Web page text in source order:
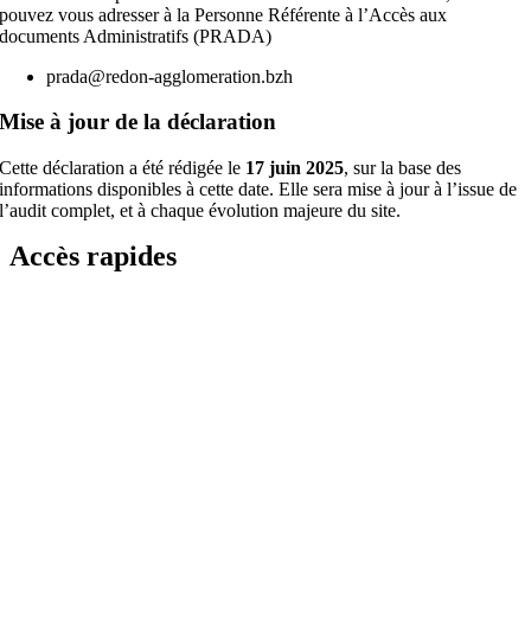
pouvez vous adresser à la Personne Référente à l’Accès aux
documents Administratifs (PRADA)
prada@redon-agglomeration.bzh
Mise à jour de la déclaration
Cette déclaration a été rédigée le 17 juin 2025, sur la base des
informations disponibles à cette date. Elle sera mise à jour à l’issue de
l’audit complet, et à chaque évolution majeure du site.
Accès rapides